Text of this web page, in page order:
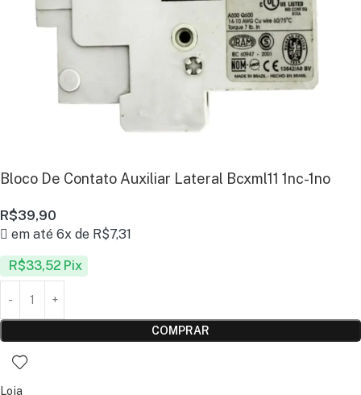
Bloco De Contato Auxiliar Lateral Bcxml11 1nc-1no
R$39,90
em até 6x de R$7,31
R$33,52 Pix
COMPRAR
Loja